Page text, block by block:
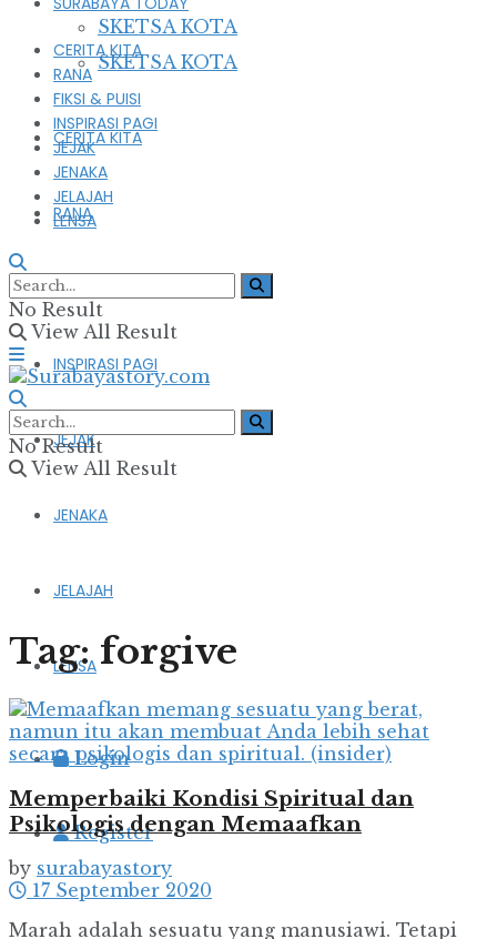
SKETSA KOTA
CERITA KITA
RANA
FIKSI & PUISI
INSPIRASI PAGI
JEJAK
JENAKA
JELAJAH
LENSA
Login
Register
SKETSA KOTA
CERITA KITA
RANA
FIKSI & PUISI
INSPIRASI PAGI
JEJAK
JENAKA
JELAJAH
LENSA
No Result
View All Result
No Result
View All Result
Tag:forgive
Memperbaiki Kondisi Spiritual dan
Psikologis dengan Memaafkan
by surabayastory
17 September 2020
Marah adalah sesuatu yang manusiawi. Tetapi